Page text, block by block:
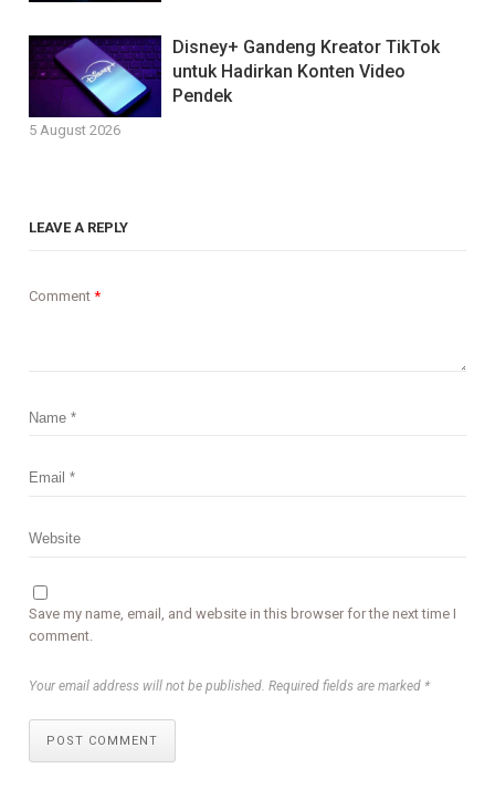
Disney+ Gandeng Kreator TikTok
untuk Hadirkan Konten Video
Pendek
5 August 2026
LEAVE A REPLY
Comment*
Save my name, email, and website in this browser for the next time I
comment.
Your email address will not be published. Required fields are marked *
POST COMMENT